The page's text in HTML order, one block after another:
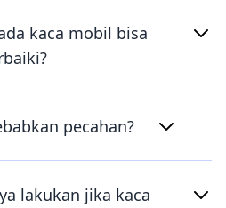
kaca mobil bisa
pecahan?
lakukan jika kaca